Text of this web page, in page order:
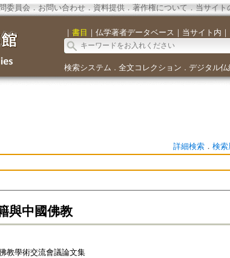
委員会． お問い合わせ． 資料提供． 著作権について．当サイト
｜ 書目 ｜ 仏学著者データベース ｜ 当サイト内 ｜
検索システム ． 全文コレクション ． デジタル仏
詳細検索． 検索
與中國佛教
教學術交流會議論文集